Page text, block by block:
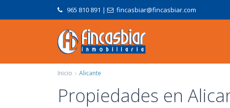
965 810 891 | fincasbiar@fincasbiar.com
Inicio Alicante
Propiedades en